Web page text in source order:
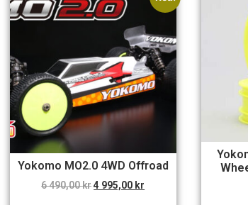
Yokomo MO2.0 4WD Offroad
6 490,00kr4 995,00 kr